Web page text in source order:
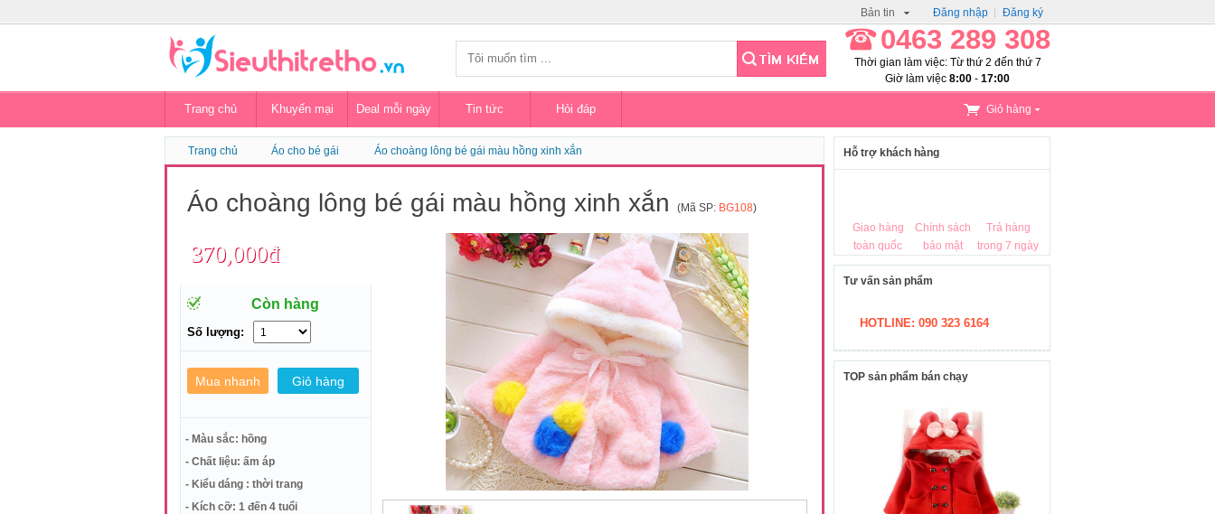
Đăng nhập Đăng ký
Bản tin
0463 289 308
Thời gian làm việc: Từ thứ 2 đến thứ 7
Giờ làm việc 8:00 - 17:00
Trang chủ Khuyến mại Deal mỗi ngày Tin tức Hỏi đáp Giỏ hàng
Trang chủ Áo cho bé gái Áo choàng lông bé gái màu hồng xinh xắn
Áo choàng lông bé gái màu hồng xinh xắn (Mã SP: BG108)
370,000đ
Còn hàng
Số lượng:
- Màu sắc: hồng
- Chất liệu: ấm áp
- Kiểu dáng : thời trang
- Kích cỡ: 1 đến 4 tuổi
Hỗ trợ khách hàng
Giao hàng
toàn quốc
Chính sách
bảo mật
Trả hàng
trong 7 ngày
Tư vấn sản phẩm
HOTLINE: 090 323 6164
TOP sản phẩm bán chạy